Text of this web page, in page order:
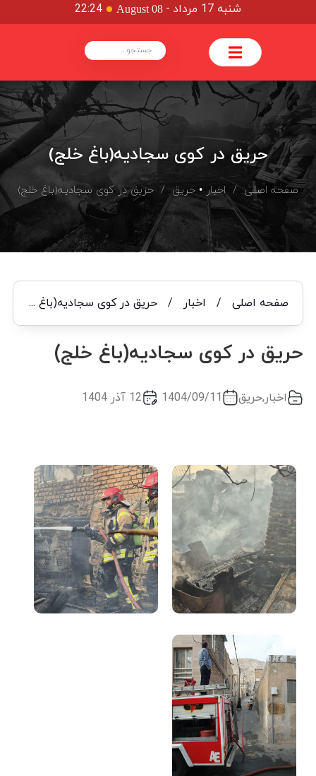
شنبه 17 مرداد -
August 08
22:24
حریق در کوی سجادیه(باغ خلج)
صفحه اصلی / اخبار •حریق / حریق در کوی سجادیه(باغ خلج)
صفحه اصلی/ اخبار / حریق در کوی سجادیه(باغ خلج)
حریق در کوی سجادیه(باغ خلج)
اخبار,حریق 1404/09/11 12 آذر 1404